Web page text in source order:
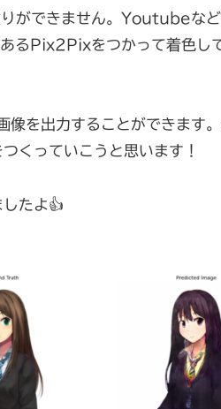
ができません。Youtubeな
るPix2Pixをつかって着色し
出力することができます。
くっていこうと思います！
たよ👍